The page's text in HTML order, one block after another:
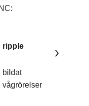
ripple
bildat
vågrörelser